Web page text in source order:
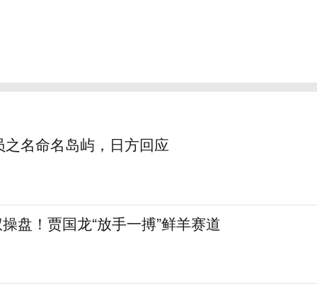
名命名岛屿，日方回应
盘！贾国龙“放手一搏”鲜羊赛道